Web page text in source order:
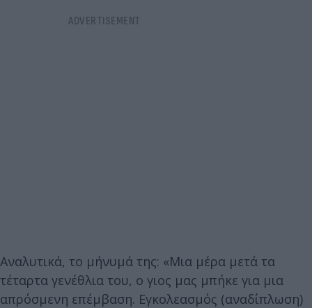
Αναλυτικά, το μήνυμά της: «Μια μέρα μετά τα
τέταρτα γενέθλια του, ο γιος μας μπήκε για μια
απρόσμενη επέμβαση. Εγκολεασμός (αναδίπλωση)